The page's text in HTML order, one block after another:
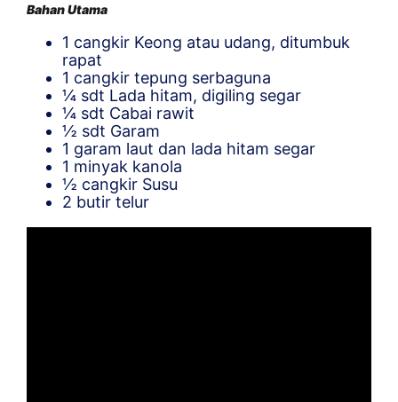
Bahan Utama
1 cangkir Keong atau udang, ditumbuk
rapat
1 cangkir tepung serbaguna
¼ sdt Lada hitam, digiling segar
¼ sdt Cabai rawit
½ sdt Garam
1 garam laut dan lada hitam segar
1 minyak kanola
½ cangkir Susu
2 butir telur